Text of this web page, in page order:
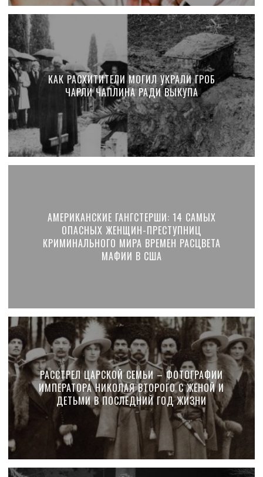
КАК РАСХИТИТЕЛИ МОГИЛ УКРАЛИ ГРОБ
ЧАРЛИ ЧАПЛИНА РАДИ ВЫКУПА
АМЕРИКАНСКИЕ ГАНГСТЕРШИ: 14 САМЫХ
ОПАСНЫХ ЖЕНЩИН-ПРЕСТУПНИЦ
КРИМИНАЛЬНОГО МИРА ВРЕМЕН РАСЦВЕТА
МАФИИ В США
РАССТРЕЛ ЦАРСКОЙ СЕМЬИ – ФОТОГРАФИИ
ИМПЕРАТОРА НИКОЛАЯ ВТОРОГО С ЖЕНОЙ И
ДЕТЬМИ В ПОСЛЕДНИЙ ГОД ЖИЗНИ